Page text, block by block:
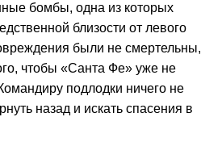
бомбы, одна из которых
близости от левого
были не смертельны,
чтобы «Санта Фе» уже не
подлодки ничего не
назад и искать спасения в